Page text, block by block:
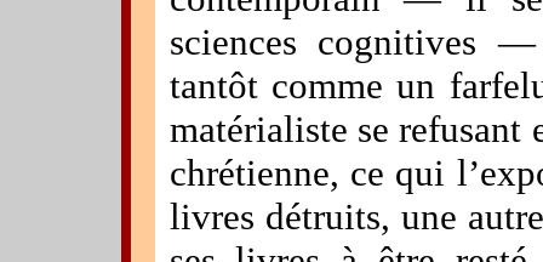
sciences cognitives
tantôt comme un
matérialiste se refusant
chrétienne, ce qui
livres détruits, une